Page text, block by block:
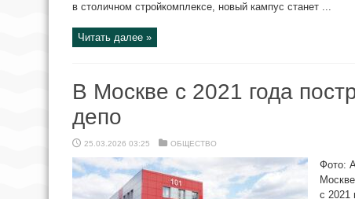
в столичном стройкомплексе, новый кампус станет ...
Читать далее »
В Москве с 2021 года
депо
25.03.2026 03:25 ОБЩЕСТВО
Фото:
с 2021